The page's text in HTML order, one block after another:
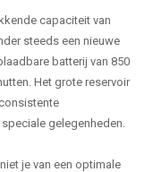
capaciteit van
steeds een nieuwe
batterij van 850
Het grote reservoir
gelegenheden.
je van een optimale